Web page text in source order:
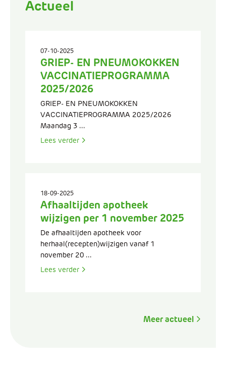
Actueel
07-10-2025
GRIEP- EN PNEUMOKOKKEN
VACCINATIEPROGRAMMA
2025/2026
GRIEP- EN PNEUMOKOKKEN
VACCINATIEPROGRAMMA 2025/2026
Maandag 3 ...
Lees verder
18-09-2025
Afhaaltijden apotheek
wijzigen per 1 november 2025
De afhaaltijden apotheek voor
herhaal(recepten)wijzigen vanaf 1
november 20 ...
Lees verder
Meer actueel